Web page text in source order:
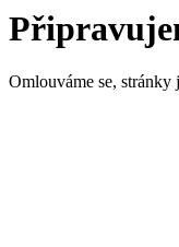
Omlouváme se, stránky